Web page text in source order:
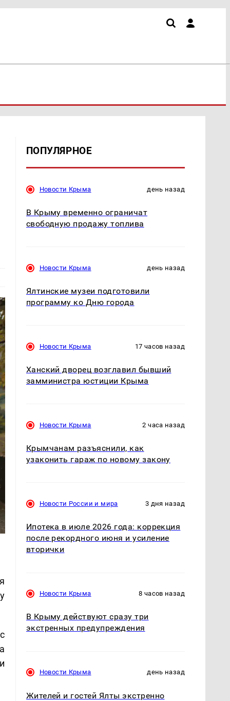
ПОПУЛЯРНОЕ
Новости Крыма день назад
В Крыму временно ограничат
свободную продажу топлива
Новости Крыма день назад
Ялтинские музеи подготовили
программу ко Дню города
Новости Крыма 17 часов назад
Ханский дворец возглавил бывший
замминистра юстиции Крыма
Новости Крыма 2 часа назад
Крымчанам разъяснили, как
узаконить гараж по новому закону
Новости России и мира 3 дня назад
Ипотека в июле 2026 года: коррекция
после рекордного июня и усиление
вторички
Новости Крыма 8 часов назад
В Крыму действуют сразу три
экстренных предупреждения
Новости Крыма день назад
Жителей и гостей Ялты экстренно